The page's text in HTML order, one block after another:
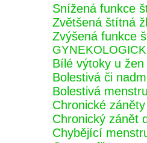
Snížená funkce
Zvětšená štítná
Zvýšená funkce
Bílé výtoky u
Bolestivá či
Bolestivá
Chronické
Chronický zánět
Chybějící